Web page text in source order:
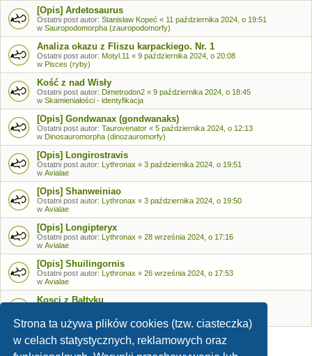
Strona ta używa plików cookies (tzw. ciasteczka)
w celach statystycznych, reklamowych oraz
[Opis] Ardetosaurus
Ostatni post autor: Stanisław Kopeć « 11 października 2024, o 19:51
w Sauropodomorpha (zauropodomorfy)
Analiza okazu z Fliszu karpackiego. Nr. 1
Ostatni post autor: Motyl.11 « 9 października 2024, o 20:08
w Pisces (ryby)
Kość z nad Wisły
Ostatni post autor: Dimetrodon2 « 9 października 2024, o 18:45
w Skamieniałości - identyfikacja
[Opis] Gondwanax (gondwanaks)
Ostatni post autor: Taurovenator « 5 października 2024, o 12:13
w Dinosauromorpha (dinozauromorfy)
[Opis] Longirostravis
Ostatni post autor: Lythronax « 3 października 2024, o 19:51
w Avialae
[Opis] Shanweiniao
Ostatni post autor: Lythronax « 3 października 2024, o 19:50
w Avialae
[Opis] Longipteryx
Ostatni post autor: Lythronax « 28 września 2024, o 17:16
w Avialae
[Opis] Shuilingornis
Ostatni post autor: Lythronax « 26 września 2024, o 17:53
w Avialae
Kosci z Bałtyku
Skamieniałości - identyfikacja